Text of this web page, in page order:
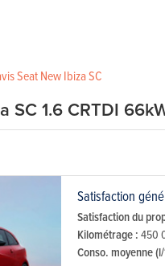
Seat New Ibiza SC
SC 1.6 CRTDI
Satisfaction
Satisfaction du
Kilométrage :450
Conso. moyenne